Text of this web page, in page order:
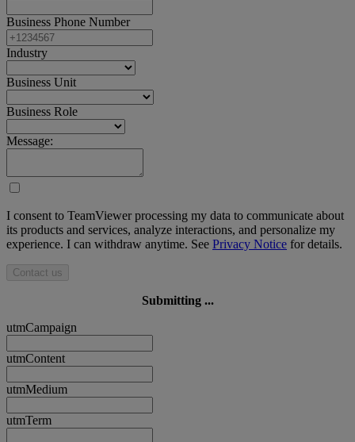
Business Phone Number
Industry
Business Unit
Business Role
Message:
I consent to TeamViewer processing my data to communicate about
its products and services, analyze interactions, and personalize my
experience. I can withdraw anytime. See Privacy Notice for details.
Contact us
Submitting ...
utmCampaign
utmContent
utmMedium
utmTerm